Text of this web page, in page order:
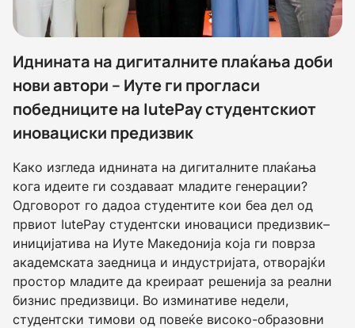
Иднината на дигиталните плаќања доби
нови автори – Иуте ги прогласи
победниците на IutePay студентскиот
иновациски предизвик
Како изгледа иднината на дигиталните плаќања
кога идеите ги создаваат младите генерации?
Одговорот го дадоа студентите кои беа дел од
првиот IutePay студентски иновациси предизвик–
иницијатива на Иуте Македонија која ги поврза
академската заедница и индустријата, отворајќи
простор младите да креираат решенија за реални
бизнис предизвици. Во изминативе недели,
студентски тимови од повеќе високо-образовни